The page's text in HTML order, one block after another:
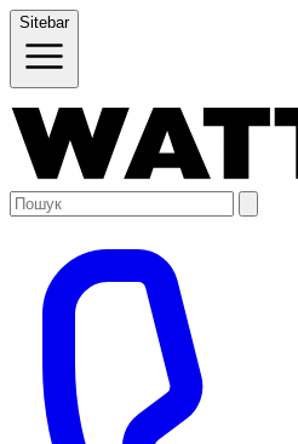
Sitebar